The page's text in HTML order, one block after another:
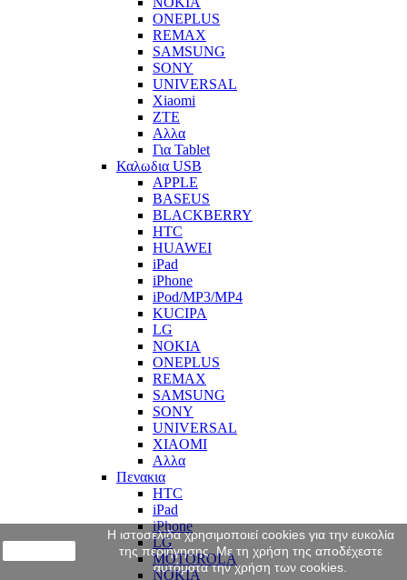
ONEPLUS
REMAX
SAMSUNG
SONY
UNIVERSAL
Xiaomi
ZTE
Αλλα
Για Tablet
Καλωδια USB
APPLE
BASEUS
BLACKBERRY
HTC
HUAWEI
iPad
iPhone
iPod/MP3/MP4
KUCIPA
LG
NOKIA
ONEPLUS
REMAX
SAMSUNG
SONY
UNIVERSAL
XIAOMI
Αλλα
Πενακια
HTC
iPad
iPhone
LG
MOTOROLA
NOKIA
Η ιστοσελίδα χρησιμοποιεί cookies για την ευκολία
της περιήγησης. Με τη χρήση της αποδέχεστε
αυτόματα την χρήση των cookies.